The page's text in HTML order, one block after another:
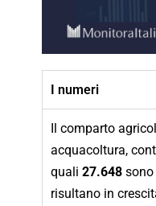
I numeri
Il comparto
acquacoltura,
quali27.648
risultano in